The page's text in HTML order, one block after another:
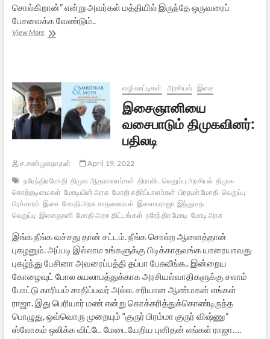
சொல்கிறான்” என்று அவர்கள் மத்தியில் இருந்தே ஒருவரைப்
பேசவைக்க வேண்டும்..
View Moreஇந்துமதம்
பார்வை
வழிகாட்டிகள் அரசியல் இசை
இசைஞானியை
வசைபாடும் திமுகவினர்:
பதிலடி
ச.சண்முகநாதன்
April 19, 2022
நரேந்திர மோதி திமுக ஆதரவாளர்கள் திராவிட வெறுப்பு அரசியல் திமுக
கொத்தடிமைகள் மோடியின் அரசு மோதி எதிர்ப்பாளர்கள் பிரதமர் மோதி வெறுப்பு
பிரச்சாரம் இசை மோதி அரசு சாதனைகள் இளையராஜா இந்துமத
வெறுப்பு இசைஞானி மோதி அரசு திட்டங்கள் நரேந்திர மோடி மோடி அரசு
இங்க நீங்க வச்சது தான் சட்டம். நீங்க சொல்ற ஆளைத்தான்
புகழனும். அப்படி இல்லாம உங்களுக்கு பிடிக்காதவங்க யாரையாவது
புகழ்ந்து பேசினா அவரைப்பத்தி தப்பா பேசுவீங்க.. இன்றைய
கோழைவுட் போல சுயலாபத்துக்காக அரசியல்வாதிகளுக்கு சலாம்
போட்டு காரியம் சாதிப்பவர் அல்ல. சரியான ஆண்மகன் எங்கள்
ராஜா. இது பெரியார் மண் என்று கொக்கரித்துக்கொண்டிருந்த
பொழுது, ஒவ்வொரு முறையும் “குருர் பிரம்மா குருர் விஷ்ணு”
ஸ்லோகம் ஒலிக்க விட்டே மேடையேறிய புனிதன் எங்கள் ராஜா….